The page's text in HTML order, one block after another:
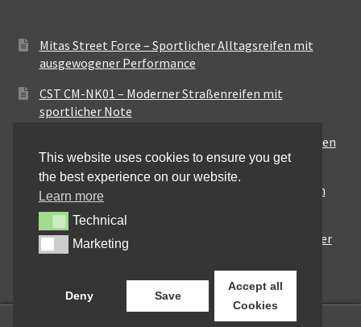
Mitas Street Force – Sportlicher Alltagsreifen mit
ausgewogener Performance
CST CM-NK01 – Moderner Straßenreifen mit
sportlicher Note
Maxxis MA-ST3 – Ausgewogener Sport-Touring-Reifen
für vielseitige Einsätze
Pirelli City Demon – Zuverlässigkeit für den urbanen
Alltag
Metzeler Perfect ME77 – Klassische Optik mit solider
Straßenperformance
This website uses cookies to ensure you get
the best experience on our website.
Learn more
TechnicalTechnical
MarketingMarketing
Deny Save
Accept all
Cookies